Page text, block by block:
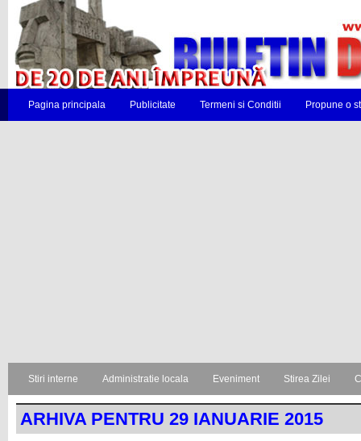
Pagina principala Publicitate Termeni si Conditii Propune o
Stiri interne Administratie locala Eveniment Stirea Zilei
ARHIVA PENTRU 29 IANUARIE 2015